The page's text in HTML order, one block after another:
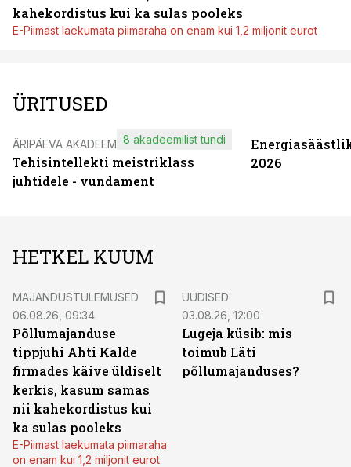
kahekordistus kui ka sulas pooleks
E-Piimast laekumata piimaraha on enam kui 1,2 miljonit eurot
ÜRITUSED
ÄRIPÄEVA AKADEEMIA
Tehisintellekti meistriklass
juhtidele - vundament
8 akadeemilist tundi
2026
HETKEL KUUM
MAJANDUSTULEMUSED
06.08.26, 09:34
Põllumajanduse
tippjuhi Ahti Kalde
firmades käive üldiselt
kerkis, kasum samas
nii kahekordistus kui
ka sulas pooleks
E-Piimast laekumata piimaraha
on enam kui 1,2 miljonit eurot
UUDISED
03.08.26, 12:00
Lugeja küsib: mis
toimub Läti
põllumajanduses?